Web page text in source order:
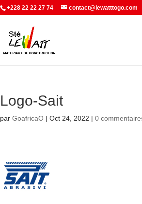
+228 22 22 27 74 contact@lewatttogo.com
Logo-Sait
parGoafricaO |Oct 24, 2022 |0